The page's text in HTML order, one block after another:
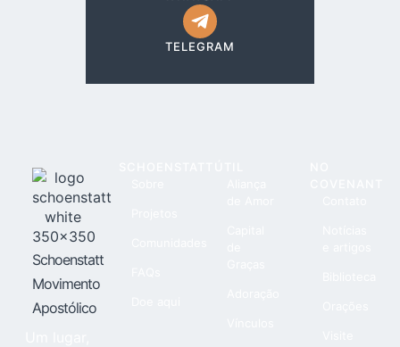
TELEGRAM
Schoenstatt
Movimento
Apostólico